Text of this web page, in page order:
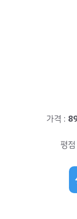
가격 :
평